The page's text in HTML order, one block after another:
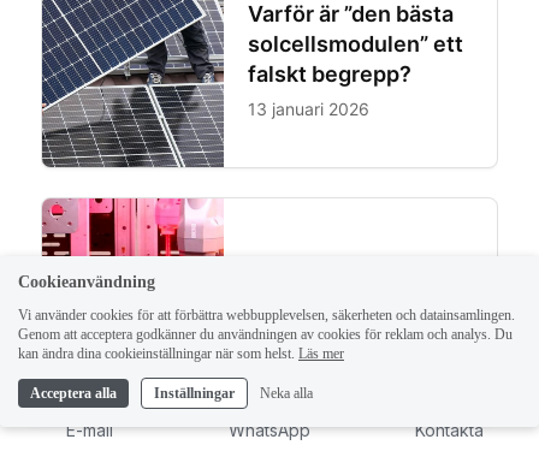
ELLE
Hej vän, jag är Elle!
E-mail WhatsApp Kontakta
Cookieanvändning
Vi använder cookies för att förbättra webbupplevelsen, säkerheten och datainsamlingen.
Genom att acceptera godkänner du användningen av cookies för reklam och analys. Du
kan ändra dina cookieinställningar när som helst. Läs mer
Acceptera alla Inställningar Neka alla